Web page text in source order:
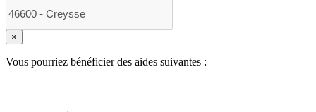
×
Vous pourriez bénéficier des aides suivantes :